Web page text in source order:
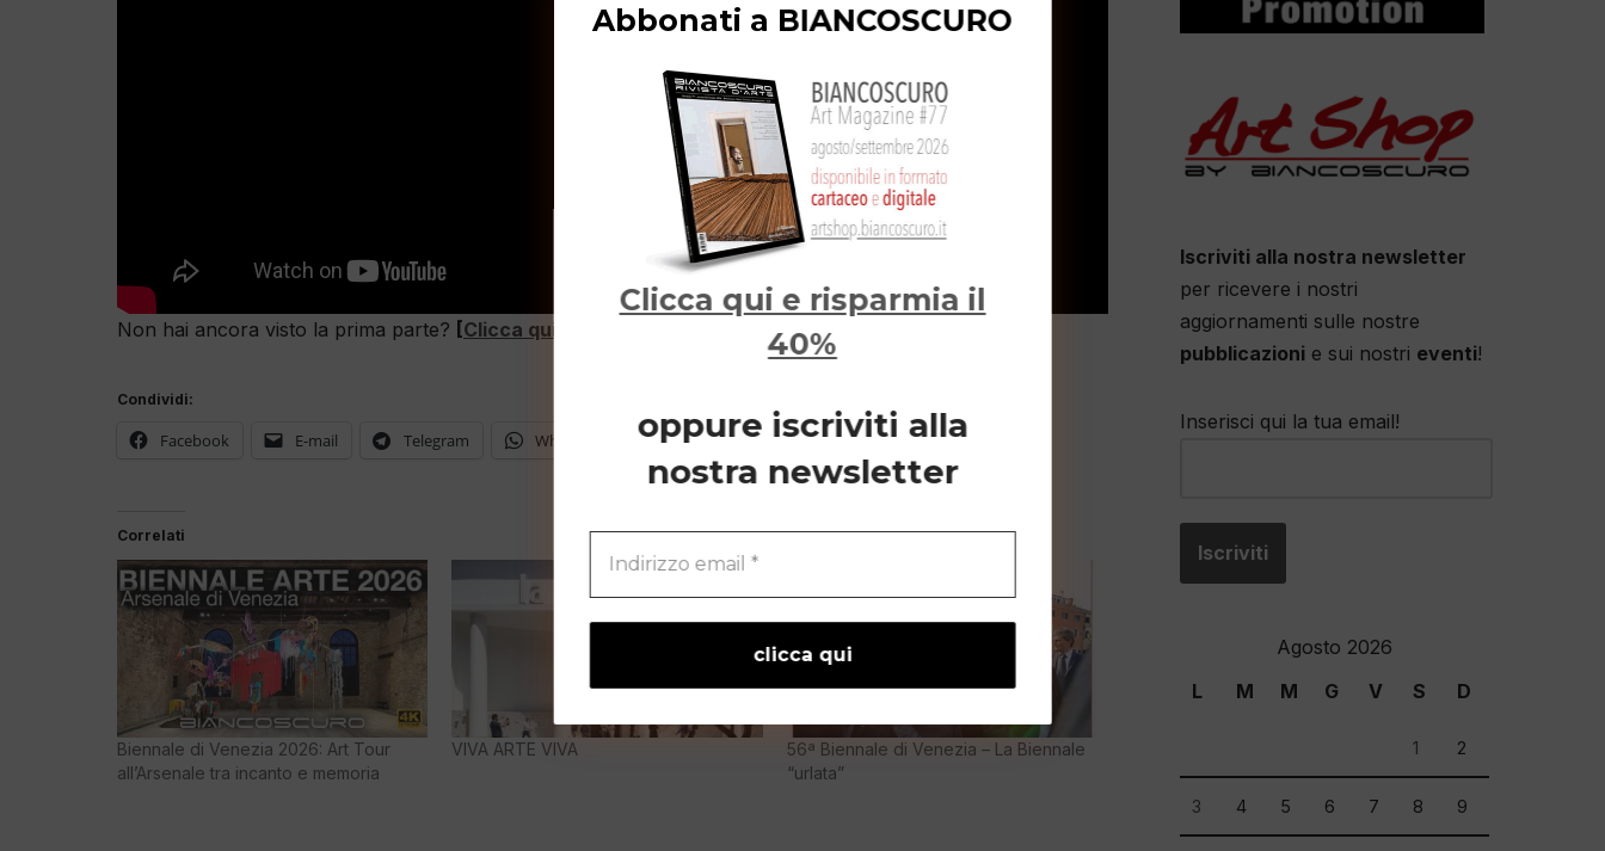
Non hai ancora visto la prima parte? [Clicca qui per esplorare l’Arsenale nel nostro Art Tour
Abbonati a BIANCOSCURO
Clicca qui e risparmia il
40%
oppure iscriviti alla
nostra newsletter
Condividi:
Facebook E-mail Telegram WhatsApp
Correlati
Biennale di Venezia 2026: Art Tour
all’Arsenale tra incanto e memoria
VIVA ARTE VIVA
56ª Biennale di Venezia – La Biennale
“urlata”
Iscriviti alla nostra newsletter
per ricevere i nostri
aggiornamenti sulle nostre
pubblicazionie sui nostri eventi!
Inserisci qui la tua email!
Agosto 2026
L
M M G V S D
1 2
3 4 5 6 7 8 9